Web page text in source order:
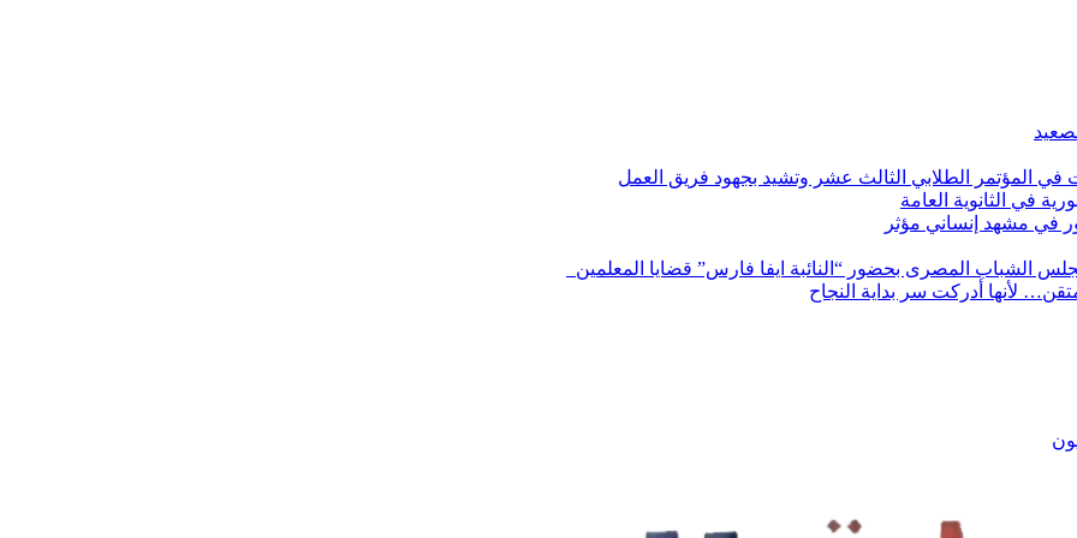
في المؤتمر الطلابي الثالث عشر وتشيد بجهود فريق العمل
في الثانوية العامة
في مشهد إنساني مؤثر
الشباب المصرى بحضور “النائبة ايفا فارس” قضايا المعلمين
لأنها أدركت سر بداية النجاح